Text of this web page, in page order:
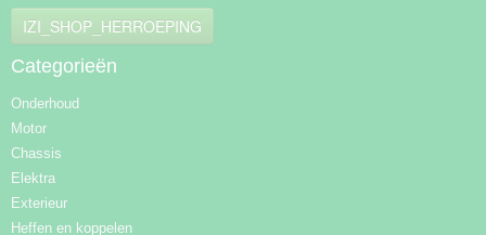
IZI_SHOP_HERROEPING
Categorieën
Onderhoud
Motor
Chassis
Elektra
Exterieur
Heffen en koppelen